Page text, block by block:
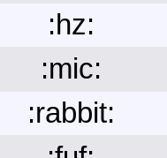
:hz:
:mic:
:rabbit: